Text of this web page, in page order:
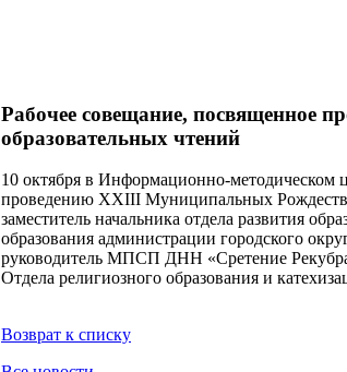
Рабочее совещание, посвященное
образовательных чтений
10 октября в Информационно-методическом
проведению XXIII Муниципальных
заместитель начальника отдела развития
образования администрации городского
руководитель МПСП ДНН «Сретение
Отдела религиозного образования и
Возврат к списку